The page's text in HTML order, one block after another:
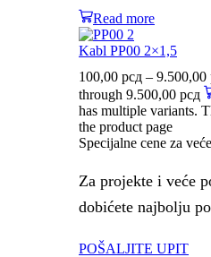
Read more
Kabl PP00 2×1,5
100,00 рсд – 9.500,00
through 9.500,00 рсд
has multiple variants.
the product page
Specijalne cene za
Za projekte i veće
dobićete najbolju
POŠALJITE UPIT